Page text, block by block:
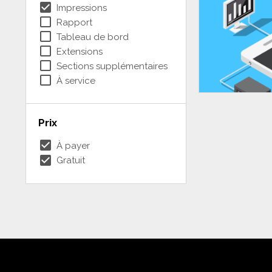
check_box Impressions
check_box_outline_blank Rapport
check_box_outline_blank Tableau de bord
check_box_outline_blank Extensions
check_box_outline_blank Sections supplémentaires
check_box_outline_blank À service
Prix
check_box À payer
check_box Gratuit